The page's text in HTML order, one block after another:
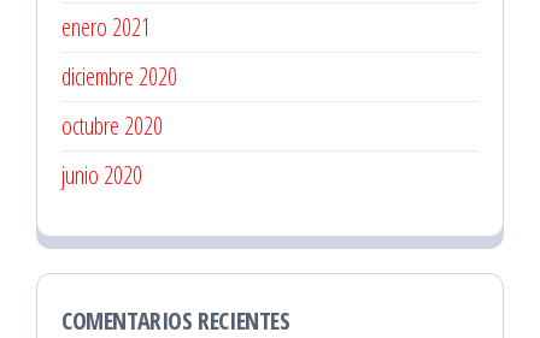
enero 2021
diciembre 2020
octubre 2020
junio 2020
COMENTARIOS RECIENTES